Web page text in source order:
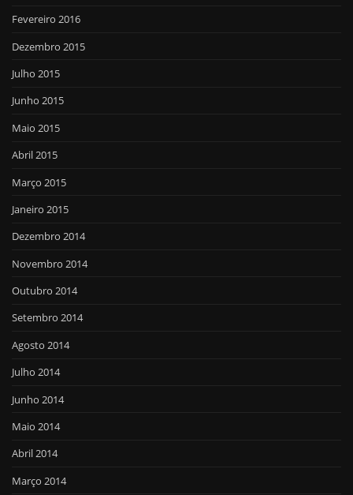
Fevereiro 2016
Dezembro 2015
Julho 2015
Junho 2015
Maio 2015
Abril 2015
Março 2015
Janeiro 2015
Dezembro 2014
Novembro 2014
Outubro 2014
Setembro 2014
Agosto 2014
Julho 2014
Junho 2014
Maio 2014
Abril 2014
Março 2014